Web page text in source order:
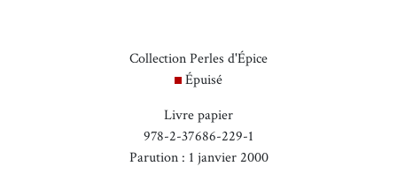
Collection Perles d'Épice
Épuisé
Livre papier
978-2-37686-229-1
Parution : 1 janvier 2000